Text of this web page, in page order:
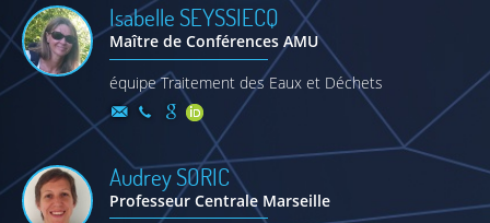
Isabelle SEYSSIECQ
Maître de Conférences AMU
équipe Traitement des Eaux et Déchets
AudreySORIC
Professeur Centrale Marseille